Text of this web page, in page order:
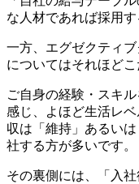
な人材であれば採用
一方、エグゼクティ
についてはそれほど
ご自身の経験・スキ
感じ、よほど生活レ
収は「維持」あるい
社する方が多いです。
その裏側には、「入